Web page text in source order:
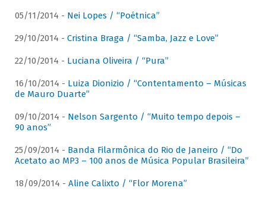
05/11/2014 - Nei Lopes / “Poétnica”
29/10/2014 - Cristina Braga / “Samba, Jazz e Love”
22/10/2014 - Luciana Oliveira / “Pura”
16/10/2014 - Luiza Dionizio / “Contentamento – Músicas
de Mauro Duarte”
09/10/2014 - Nelson Sargento / “Muito tempo depois –
90 anos”
25/09/2014 - Banda Filarmônica do Rio de Janeiro / “Do
Acetato ao MP3 – 100 anos de Música Popular Brasileira”
18/09/2014 - Aline Calixto / “Flor Morena”